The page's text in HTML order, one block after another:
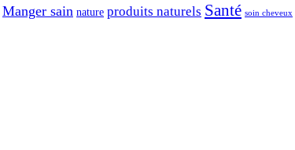
Manger sain nature produits naturels Santé soin cheveux